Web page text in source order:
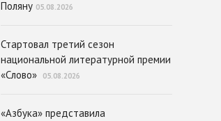
Поляну 05.08.2026
Стартовал третий сезон
национальной литературной премии
«Слово»
05.08.2026
«Азбука» представила